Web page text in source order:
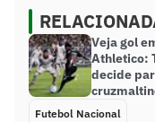
Veja gol
Athletico:
decide
Futebol Nacional